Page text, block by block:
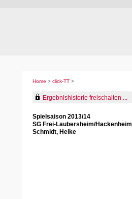
Home > click-TT >
Ergebnishistorie freischalten ...
Spielsaison 2013/14
SG Frei-Laubersheim/
Schmidt, Heike